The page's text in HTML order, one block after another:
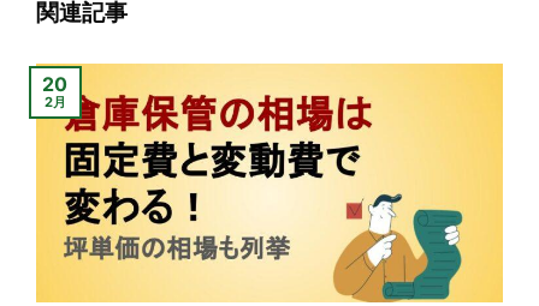
関連記事
20
2月